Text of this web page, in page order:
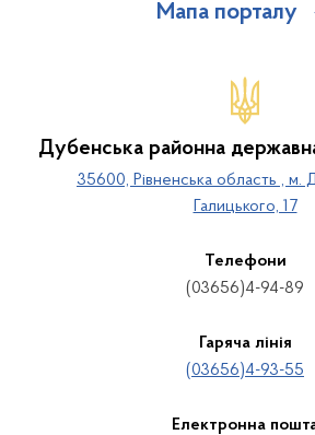
Мапа порталу
Дубенська районна державна
35600, Рівненська область , м.
Галицького, 17
Телефони
(03656)4-94-89
Гаряча лінія
(03656)4-93-55
Електронна